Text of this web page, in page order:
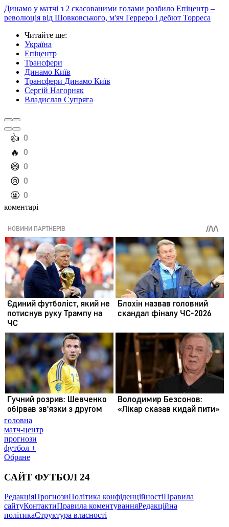
Динамо у матчі з 2 скасованими голами розбило Епіцентр –
революція від Шовковського, м'яч Герреро і дебют Торреса
Читайте ще:
Україна
Епіцентр
Трансфери
Динамо Київ
Трансфери Динамо Київ
Сергій Нагорняк
Владислав Супряга
️👍 0
️🔥 0
️😄 0
️😢 0
️🤬 0
коментарі
головна
матч-центр
прогнози
футбол +
Обране
САЙТ ФУТБОЛ 24
РедакціяПрогнозиПолітика конфіденційностіПравила
сайтуКонтактиПравила коментуванняРедакційна
політикаСтруктура власності